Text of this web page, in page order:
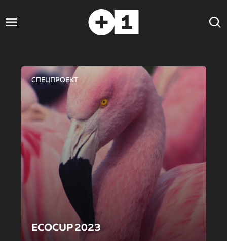
СПЕЦПРОЕКТ
ECOCUP 2023